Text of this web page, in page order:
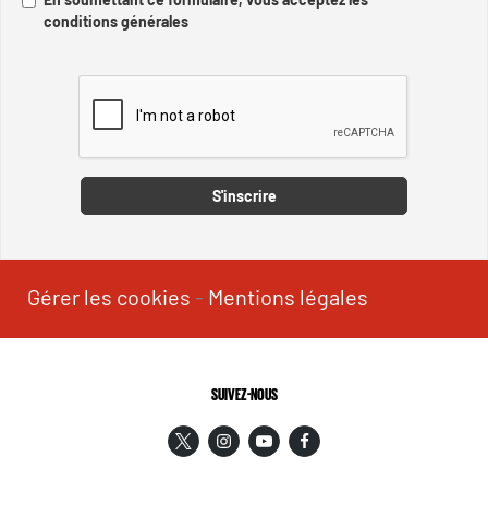
conditions générales
S'inscrire
Gérer les cookies - Mentions légales
SUIVEZ-NOUS